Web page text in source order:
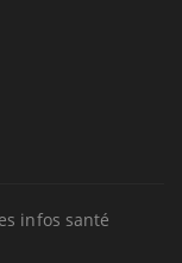
infos santé